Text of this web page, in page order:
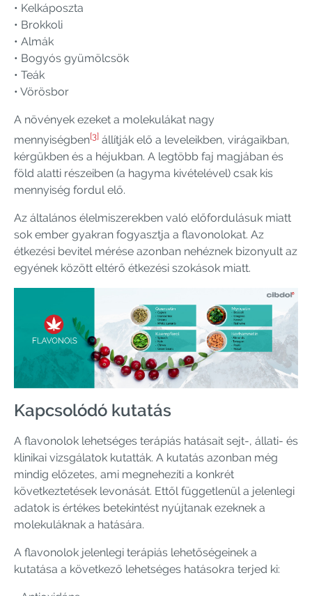
• Kelkáposzta
• Brokkoli
• Almák
• Bogyós gyümölcsök
• Teák
• Vörösbor
A növények ezeket a molekulákat nagy
mennyiségben[3] állítják elő a leveleikben, virágaikban,
kérgükben és a héjukban. A legtöbb faj magjában és
föld alatti részeiben (a hagyma kivételével) csak kis
mennyiség fordul elő.
Az általános élelmiszerekben való előfordulásuk miatt
sok ember gyakran fogyasztja a flavonolokat. Az
étkezési bevitel mérése azonban nehéznek bizonyult az
egyének között eltérő étkezési szokások miatt.
Kapcsolódó kutatás
A flavonolok lehetséges terápiás hatásait sejt-, állati- és
klinikai vizsgálatok kutatták. A kutatás azonban még
mindig előzetes, ami megnehezíti a konkrét
következtetések levonását. Ettől függetlenül a jelenlegi
adatok is értékes betekintést nyújtanak ezeknek a
molekuláknak a hatására.
A flavonolok jelenlegi terápiás lehetőségeinek a
kutatása a következő lehetséges hatásokra terjed ki: